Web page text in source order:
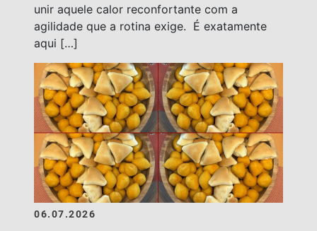
unir aquele calor reconfortante com a
agilidade que a rotina exige. É exatamente
aqui […]
06.07.2026